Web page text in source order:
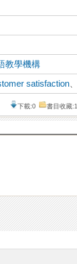
教學機構
satisfaction
下載:0 書目收藏:1